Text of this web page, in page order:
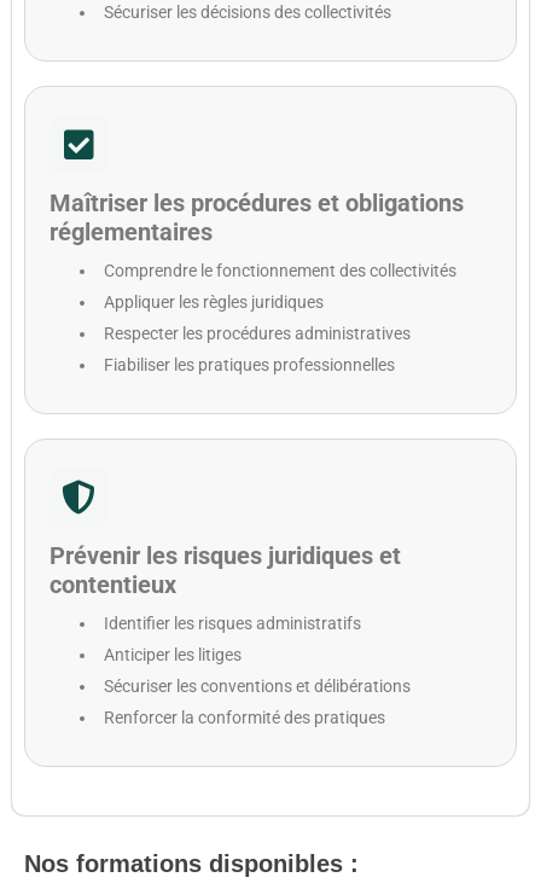
Sécuriser les décisions des collectivités
Maîtriser les procédures et obligations
réglementaires
Comprendre le fonctionnement des collectivités
Appliquer les règles juridiques
Respecter les procédures administratives
Fiabiliser les pratiques professionnelles
Prévenir les risques juridiques et
contentieux
Identifier les risques administratifs
Anticiper les litiges
Sécuriser les conventions et délibérations
Renforcer la conformité des pratiques
Nos formations disponibles :